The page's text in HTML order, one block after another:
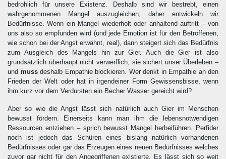
bedrohlich für unsere Existenz. Deshalb sind wir bestrebt, einen
wahrgenommenen Mangel auszugleichen, daher entwickeln wir
Bedürfnisse. Wenn ein Mangel wiederholt oder anhaltend auftritt – von
uns also so empfunden wird (und jede Emotion ist für den Betroffenen,
wie schon bei der Angst erwähnt, real), dann steigert sich das Bedürfnis
zum Ausgleich des Mangels hin zur Gier. Auch die Gier ist also
grundsätzlich überhaupt nicht verwerflich, sie sichert unser Überleben –
und mussdeshalb Empathie blockieren. Wer denkt in Empathie an den
Frieden der Welt oder hat in irgendeiner Form Gewissensbisse, wenn
ihm kurz vor dem Verdursten ein Becher Wasser gereicht wird?
Aber so wie die Angst lässt sich natürlich auch Gier im Menschen
bewusst fördern. Einerseits kann man ihm die lebensnotwendigen
Ressourcen entziehen – sprich bewusst Mangel herbeiführen. Perfider
noch ist jedoch das Schüren eines bislang natürlich vorhandenen
Bedürfnisses oder gar das Erzeugen eines neuen Bedürfnisses welches
zuvor gar nicht für den Angegriffenen existierte. Es lässt sich so weit